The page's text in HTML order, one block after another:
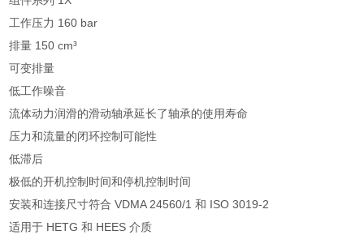
工作压力 160 bar
排量 150 cm³
可变排量
低工作噪音
流体动力润滑的滑动轴承延长了轴承的使用寿命
压力和流量的闭环控制可能性
低滞后
极低的开机控制时间和停机控制时间
安装和连接尺寸符合 VDMA 24560/1 和 ISO 3019-2
适用于 HETG 和 HEES 介质